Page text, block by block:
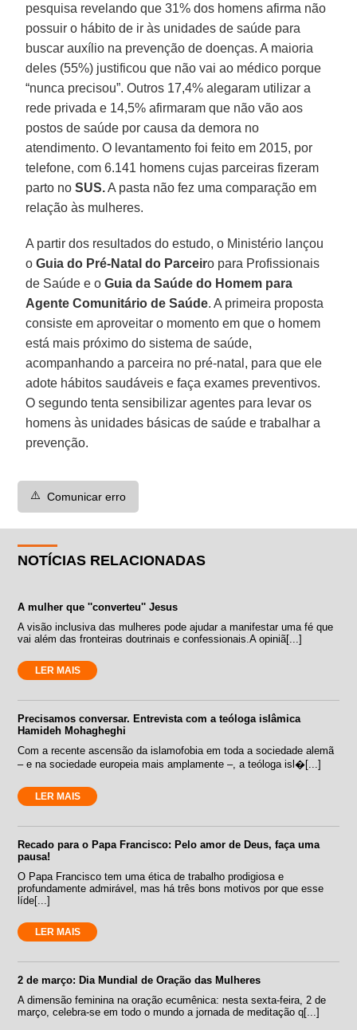
pesquisa revelando que 31% dos homens afirma não
possuir o hábito de ir às unidades de saúde para
buscar auxílio na prevenção de doenças. A maioria
deles (55%) justificou que não vai ao médico porque
“nunca precisou”. Outros 17,4% alegaram utilizar a
rede privada e 14,5% afirmaram que não vão aos
postos de saúde por causa da demora no
atendimento. O levantamento foi feito em 2015, por
telefone, com 6.141 homens cujas parceiras fizeram
parto noSUS.A pasta não fez uma comparação em
relação às mulheres.
A partir dos resultados do estudo, o Ministério lançou
oGuia do Pré-Natal do Parceiro para Profissionais
de Saúde e oGuia da Saúde do Homem para
Agente Comunitário de Saúde. A primeira proposta
consiste em aproveitar o momento em que o homem
está mais próximo do sistema de saúde,
acompanhando a parceira no pré-natal, para que ele
adote hábitos saudáveis e faça exames preventivos.
O segundo tenta sensibilizar agentes para levar os
homens às unidades básicas de saúde e trabalhar a
prevenção.
⚠️ Comunicar erro
NOTÍCIAS RELACIONADAS
A mulher que ''converteu'' Jesus
A visão inclusiva das mulheres pode ajudar a manifestar uma fé que
vai além das fronteiras doutrinais e confessionais.A opiniã[...]
LER MAIS
Precisamos conversar. Entrevista com a teóloga islâmica
Hamideh Mohagheghi
Com a recente ascensão da islamofobia em toda a sociedade alemã
– e na sociedade europeia mais amplamente –, a teóloga isl�[...]
LER MAIS
Recado para o Papa Francisco: Pelo amor de Deus, faça uma
pausa!
O Papa Francisco tem uma ética de trabalho prodigiosa e
profundamente admirável, mas há três bons motivos por que esse
líde[...]
LER MAIS
2 de março: Dia Mundial de Oração das Mulheres
A dimensão feminina na oração ecumênica: nesta sexta-feira, 2 de
março, celebra-se em todo o mundo a jornada de meditação q[...]